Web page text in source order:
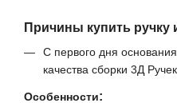
Причины купить ручку
С первого дня
качества сборки 3Д
Особенности: